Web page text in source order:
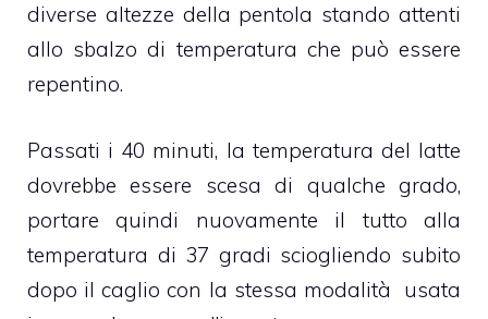
diverse altezze della pentola stando attenti
allo sbalzo di temperatura che può essere
repentino.
Passati i 40 minuti, la temperatura del latte
dovrebbe essere scesa di qualche grado,
portare quindi nuovamente il tutto alla
temperatura di 37 gradi sciogliendo subito
dopo il caglio con la stessa modalità usata